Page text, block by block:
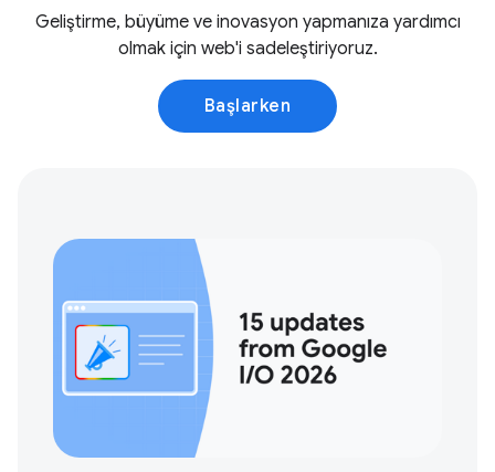
Geliştirme, büyüme ve inovasyon yapmanıza yardımcı
olmak için web'i sadeleştiriyoruz.
Başlarken